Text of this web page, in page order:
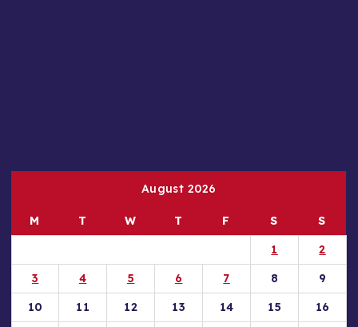
August 2026
M T W T F S
S
1
2
3
4 5 6 7 8
9
10
11 12 13 14 15 16